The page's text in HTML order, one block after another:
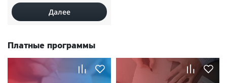
Далее
Платные программы